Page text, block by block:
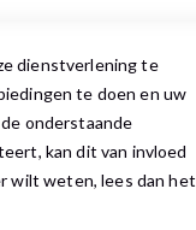
dienstverlening te
te doen en uw
onderstaande
kan dit van invloed
wilt weten, lees dan het